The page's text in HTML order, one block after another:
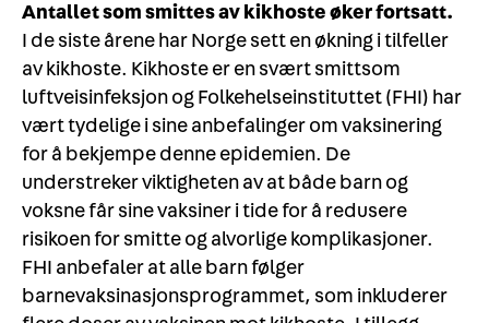
Antallet som smittes av kikhoste øker fortsatt.
I de siste årene har Norge sett en økning i tilfeller
av kikhoste. Kikhoste er en svært smittsom
luftveisinfeksjon og Folkehelseinstituttet (FHI) har
vært tydelige i sine anbefalinger om vaksinering
for å bekjempe denne epidemien. De
understreker viktigheten av at både barn og
voksne får sine vaksiner i tide for å redusere
risikoen for smitte og alvorlige komplikasjoner.
FHI anbefaler at alle barn følger
barnevaksinasjonsprogrammet, som inkluderer